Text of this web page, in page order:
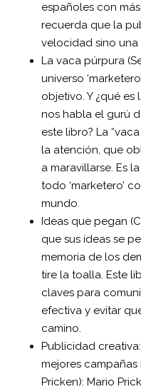
españoles con
recuerda que la
velocidad sino
La vaca púrpura
universo
objetivo. Y ¿qué es
nos habla el gurú
este libro? La
la atención, que
a maravillarse. Es
todo ‘marketero’
mundo.
Ideas que pegan
que sus ideas se
memoria de los
tire la toalla. Este
claves para
efectiva y evitar
camino.
Publicidad
mejores campañas
Pricken): Mario